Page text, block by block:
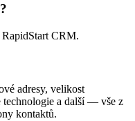
CRM.
adresy, velikost
technologie a další — vše z
kontaktů.